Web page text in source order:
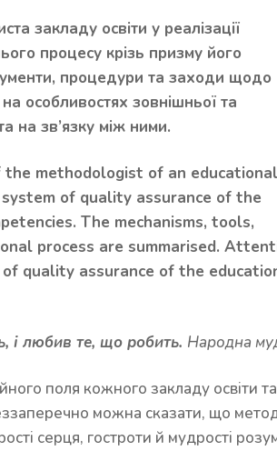
закладу освіти у реалізації
процесу крізь призму його
процедури та заходи щодо
особливостях зовнішньої та
на зв’язку між ними.
methodologist of an educational
of quality assurance of the
The mechanisms, tools,
process are summarised.
quality assurance of the
любив те, що робить. Народна
поля кожного закладу освіти та
можна сказати, що
серця, гостроти й мудрості